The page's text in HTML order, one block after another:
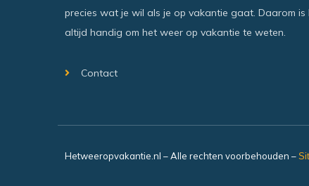
precies wat je wil als je op vakantie gaat. Daarom is
altijd handig om het weer op vakantie te weten.
Contact
Hetweeropvakantie.nl – Alle rechten voorbehouden –